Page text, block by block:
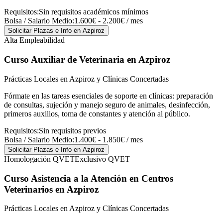
Requisitos:Sin requisitos académicos mínimos
Bolsa / Salario Medio:1.600€ - 2.200€ / mes
Solicitar Plazas e Info en Azpiroz
Alta Empleabilidad
Curso Auxiliar de Veterinaria en Azpiroz
Prácticas Locales en Azpiroz y Clínicas Concertadas
Fórmate en las tareas esenciales de soporte en clínicas: preparación
de consultas, sujeción y manejo seguro de animales, desinfección,
primeros auxilios, toma de constantes y atención al público.
Requisitos:Sin requisitos previos
Bolsa / Salario Medio:1.400€ - 1.850€ / mes
Solicitar Plazas e Info en Azpiroz
Homologación QVETExclusivo QVET
Curso Asistencia a la Atención en Centros
Veterinarios en Azpiroz
Prácticas Locales en Azpiroz y Clínicas Concertadas